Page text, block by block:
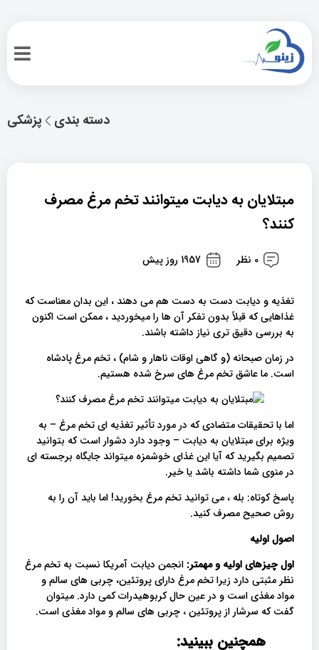
پزشکی دسته بندی
مبتلایان به دیابت میتوانند تخم مرغ مصرف
کنند؟
0 نظر 1957 روز پیش
تغذیه و دیابت دست به دست هم می دهند ، این بدان معناست که
غذاهایی که قبلاً بدون تفکر آن ها را میخوردید ، ممکن است اکنون
به بررسی دقیق تری نیاز داشته باشند.
در زمان صبحانه (و گاهی اوقات ناهار و شام) ، تخم مرغ پادشاه
است. ما عاشق تخم مرغ های سرخ شده هستیم.
اما با تحقیقات متضادی که در مورد تأثیر تغذیه ای تخم مرغ – به
ویژه برای مبتلایان به دیابت – وجود دارد دشوار است که بتوانید
تصمیم بگیرید که آیا این غذای خوشمزه میتواند جایگاه برجسته ای
در منوی شما داشته باشد یا خیر.
پاسخ کوتاه: بله ، می توانید تخم مرغ بخورید! اما باید آن را به
روش صحیح مصرف کنید.
اصول اولیه
اول چیزهای اولیه و مهمتر: انجمن دیابت آمریکا نسبت به تخم مرغ
نظر مثبتی دارد زیرا تخم مرغ دارای پروتئین، چربی های سالم و
مواد مغذی است و در عین حال کربوهیدرات کمی دارد. میتوان
گفت که سرشار از پروتئین ، چربی های سالم و مواد مغذی است.
همچنین ببینید: